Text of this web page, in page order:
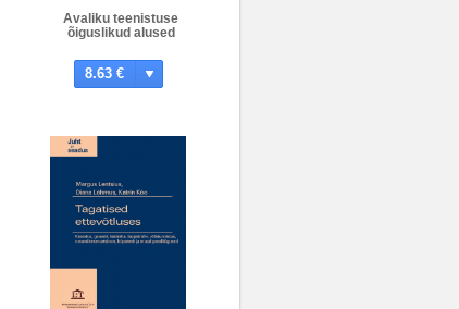
Avaliku teenistuse
õiguslikud alused
8.63 €